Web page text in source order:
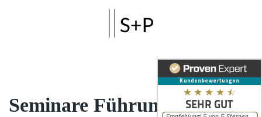
Seminare Führung